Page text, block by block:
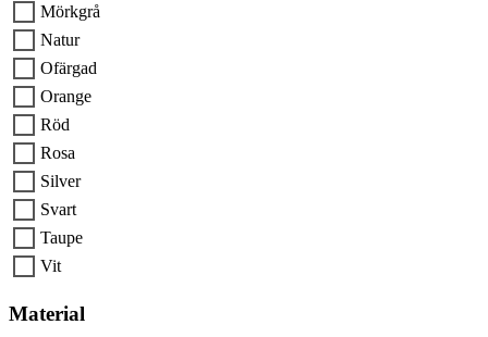
Mörkgrå
Natur
Ofärgad
Orange
Röd
Rosa
Silver
Svart
Taupe
Vit
Material